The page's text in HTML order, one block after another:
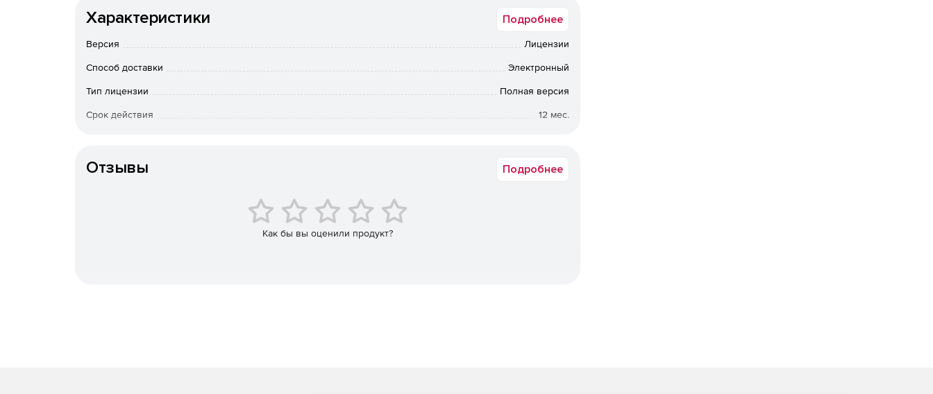
персональных данных на персональном компьютере или ноутбуке с возможностью коллективной
Характеристики Подробнее
Версия Лицензии
Способ доставки Электронный
Тип лицензии Полная версия
Срок действия 12 мес.
Отзывы Подробнее
Как бы вы оценили продукт?